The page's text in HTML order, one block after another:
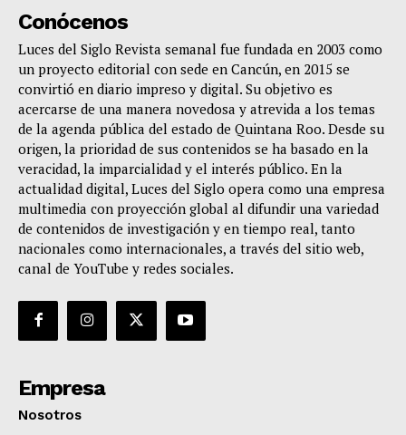
Conócenos
Luces del Siglo Revista semanal fue fundada en 2003 como
un proyecto editorial con sede en Cancún, en 2015 se
convirtió en diario impreso y digital. Su objetivo es
acercarse de una manera novedosa y atrevida a los temas
de la agenda pública del estado de Quintana Roo. Desde su
origen, la prioridad de sus contenidos se ha basado en la
veracidad, la imparcialidad y el interés público. En la
actualidad digital, Luces del Siglo opera como una empresa
multimedia con proyección global al difundir una variedad
de contenidos de investigación y en tiempo real, tanto
nacionales como internacionales, a través del sitio web,
canal de YouTube y redes sociales.
Empresa
Nosotros